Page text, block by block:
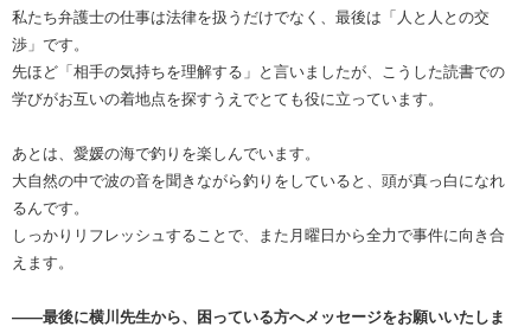
私たち弁護士の仕事は法律を扱うだけでなく、最後は「人と人との交
渉」です。
先ほど「相手の気持ちを理解する」と言いましたが、こうした読書での
学びがお互いの着地点を探すうえでとても役に立っています。
あとは、愛媛の海で釣りを楽しんでいます。
大自然の中で波の音を聞きながら釣りをしていると、頭が真っ白になれ
るんです。
しっかりリフレッシュすることで、また月曜日から全力で事件に向き合
えます。
――最後に横川先生から、困っている方へメッセージをお願いいたしま